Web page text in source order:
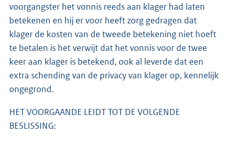
voorgangster het vonnis reeds aan klager had laten
betekenen en hij er voor heeft zorg gedragen dat
klager de kosten van de tweede betekening niet hoeft
te betalen is het verwijt dat het vonnis voor de twee
keer aan klager is betekend, ook al leverde dat een
extra schending van de privacy van klager op, kennelijk
ongegrond.
HET VOORGAANDE LEIDT TOT DE VOLGENDE
BESLISSING: